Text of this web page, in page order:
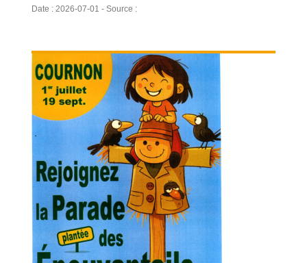
Date : 2026-07-01 - Source :